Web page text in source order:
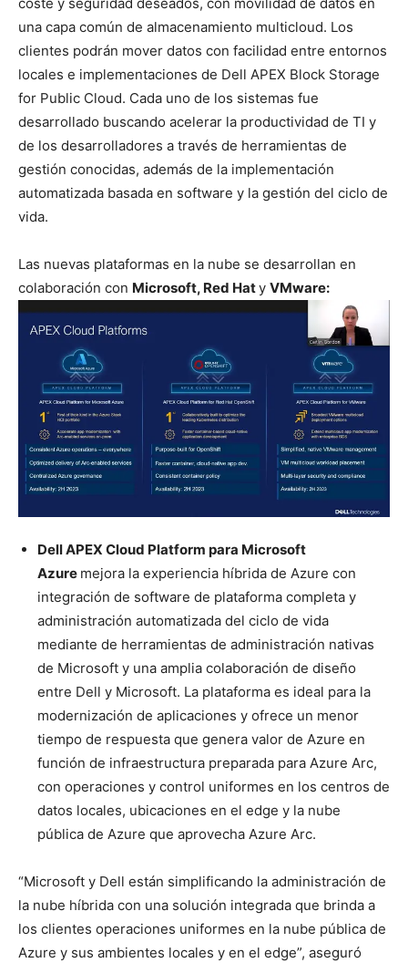
una capa común de almacenamiento multicloud. Los
clientes podrán mover datos con facilidad entre entornos
locales e implementaciones de Dell APEX Block Storage
for Public Cloud. Cada uno de los sistemas fue
desarrollado buscando acelerar la productividad de TI y
de los desarrolladores a través de herramientas de
gestión conocidas, además de la implementación
automatizada basada en software y la gestión del ciclo de
vida.
Las nuevas plataformas en la nube se desarrollan en
colaboración con Microsoft, Red Haty VMware:
Dell APEX Cloud Platform para Microsoft
Azure mejora la experiencia híbrida de Azure con
integración de software de plataforma completa y
administración automatizada del ciclo de vida
mediante de herramientas de administración nativas
de Microsoft y una amplia colaboración de diseño
entre Dell y Microsoft. La plataforma es ideal para la
modernización de aplicaciones y ofrece un menor
tiempo de respuesta que genera valor de Azure en
función de infraestructura preparada para Azure Arc,
con operaciones y control uniformes en los centros de
datos locales, ubicaciones en el edge y la nube
pública de Azure que aprovecha Azure Arc.
“Microsoft y Dell están simplificando la administración de
la nube híbrida con una solución integrada que brinda a
los clientes operaciones uniformes en la nube pública de
Azure y sus ambientes locales y en el edge”, aseguró